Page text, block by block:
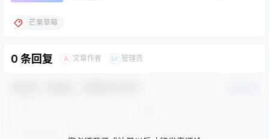
芒果草莓
0 条回复 A 文章作者 M 管理员